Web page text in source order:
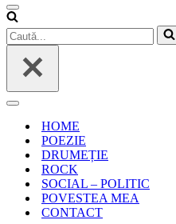
Meniu
de
navigare
Caută...
Meniu
navigareHOME
POEZIE
DRUMEȚIE
ROCK
SOCIAL – POLITIC
POVESTEA MEA
CONTACT